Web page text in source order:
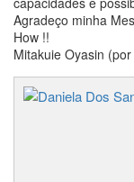
Agradeço minha
How !!
Mitakuie Oyasin